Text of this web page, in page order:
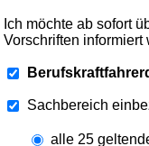
Ich möchte ab sofort
Vorschriften informiert
Sachbereich
alle 25